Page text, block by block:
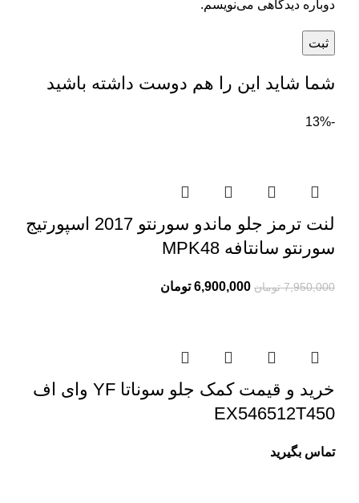
دوباره دیدگاهی می‌نویسم.
شما شاید این را هم دوست داشته باشید
-13%
لنت ترمز جلو ماندو سورنتو 2017 اسپورتیج
سورنتو سانتافه MPK48
7,950,000 تومان 6,900,000 تومان
خرید و قیمت کمک جلو سوناتا YF وای اف
EX546512T450
تماس بگیرید